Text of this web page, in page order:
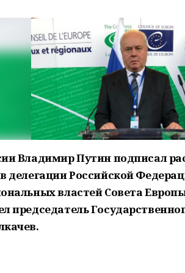
Владимир Путин подписал
делегации Российской
властей Совета Европы
председатель